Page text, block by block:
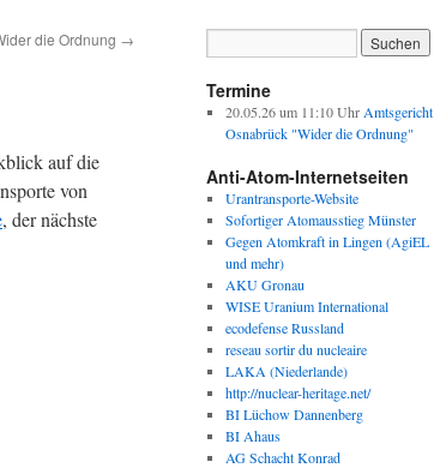
die Ordnung →
auf die
von
, der nächste
Termine
20.05.26 um 11:10 UhrAmtsgericht
Osnabrück "Wider die Ordnung"
Anti-Atom-Internetseiten
Urantransporte-Website
Sofortiger Atomausstieg Münster
Gegen Atomkraft in Lingen (AgiEL
und mehr)
AKU Gronau
WISE Uranium International
ecodefense Russland
reseau sortir du nucleaire
LAKA (Niederlande)
http://nuclear-heritage.net/
BI Lüchow Dannenberg
BI Ahaus
AG Schacht Konrad